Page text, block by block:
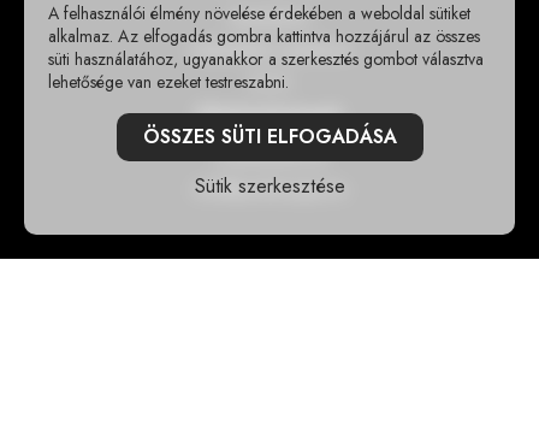
Impresszum
Adatvédelmi szabályzat
GY.I.K
Elérhetőségek
+36302355118
info@sportshungary.hu
A felhasználói élmény növelése érdekében a weboldal sütiket
alkalmaz. Az elfogadás gombra kattintva hozzájárul az összes
süti használatához, ugyanakkor a szerkesztés gombot választva
lehetősége van ezeket testreszabni.
ÖSSZES SÜTI ELFOGADÁSA
Sütik szerkesztése